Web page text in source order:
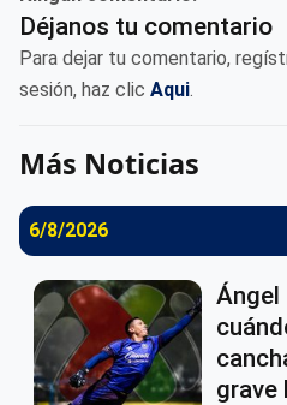
Déjanos tu comentario
Para dejar tu comentario,
sesión, haz clic Aqui.
Más Noticias
6/8/2026
Ángel
grave